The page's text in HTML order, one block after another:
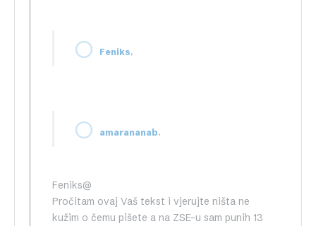
Feniks,
amarananab,
Feniks@
Pročitam ovaj Vaš tekst i vjerujte ništa ne
kužim o čemu pišete a na ZSE-u sam punih 13